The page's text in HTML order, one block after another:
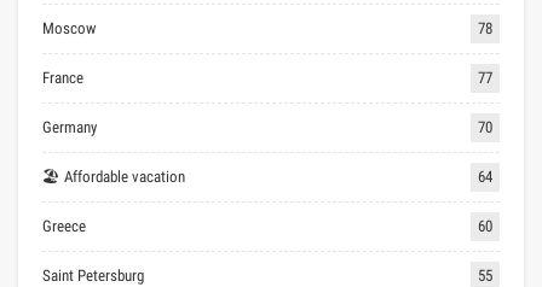
Moscow 78
France 77
Germany 70
🏖 Affordable vacation 64
Greece 60
Saint Petersburg 55